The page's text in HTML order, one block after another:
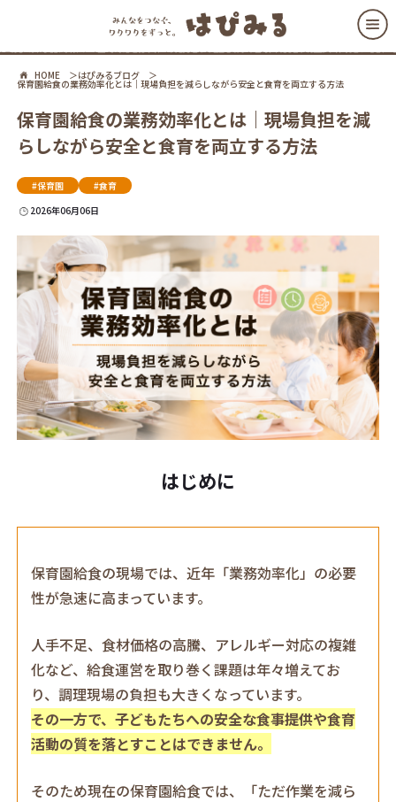
HOME はぴみるブログ
保育園給食の業務効率化とは｜現場負担を減らしながら安全と食育を両立する方法
保育園給食の業務効率化とは｜現場負担を減
らしながら安全と食育を両立する方法
#保育園
#食育
2026年06月06日
はじめに
保育園給食の現場では、近年「業務効率化」の必要
性が急速に高まっています。
人手不足、食材価格の高騰、アレルギー対応の複雑
化など、給食運営を取り巻く課題は年々増えてお
り、調理現場の負担も大きくなっています。
その一方で、子どもたちへの安全な食事提供や食育
活動の質を落とすことはできません。
そのため現在の保育園給食では、「ただ作業を減ら